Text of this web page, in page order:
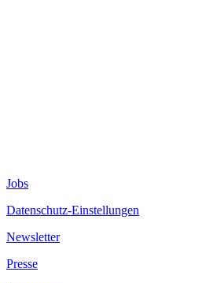
Jobs
Datenschutz-Einstellungen
Newsletter
Presse